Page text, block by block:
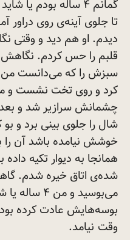
تا جلوی آینه‌ی روی
دیدم. او هم دید و وقتی
قلبم را حس کردم.
سبزش را که می‌دانست من
کرد و روی تخت نشست و
چشمانش سرازیر شد و
شال را جلوی بینی برد و
خوشش نیامده باشد آن
همانجا به دیوار تکیه
شده‌ی اتاق خیره شدم.
بوسه‌هایش عادت کرده
وقت نیامد.